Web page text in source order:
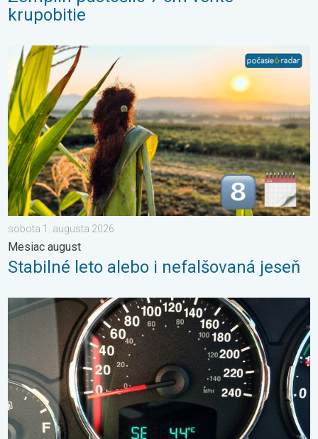
krupobitie
Stabilné leto alebo i nefalšovaná jeseň. Mesiac august. . .
sobota 1. augusta 2026
Mesiac august
Stabilné leto alebo i nefalšovaná jeseň
Je teplota vo vašom aute reálna?. Nenechajte sa oklamať. . .